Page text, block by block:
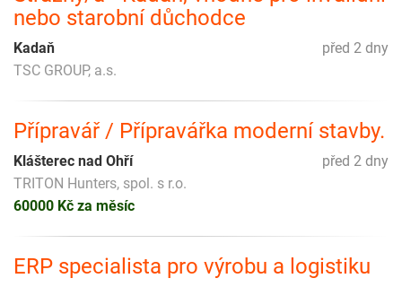
nebo starobní důchodce
před 2 dny
Kadaň
TSC GROUP, a.s.
Přípravář / Přípravářka moderní stavby.
před 2 dny
Klášterec nad Ohří
TRITON Hunters, spol. s r.o.
60000 Kč za měsíc
ERP specialista pro výrobu a logistiku